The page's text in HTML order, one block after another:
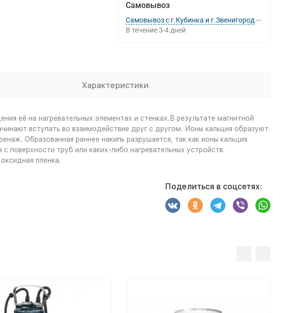
Самовывоз
Самовывоз с г.Кубинка и г.Звенигород
В течение 3-4 дней
Характеристики
её на нагревательных элементах и стенках.В результате магнитной
вступать во взаимодействие друг с другом. Ионы кальция образуют
Образованная раннее накипь разрушается, так как ионы кальция
поверхности труб или каких-либо нагревательных устройств.
пленка.
Поделиться в соцсетях: